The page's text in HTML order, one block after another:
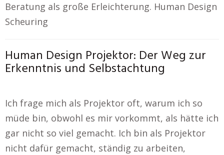
Beratung als große Erleichterung. Human Design
Scheuring
Human Design Projektor: Der Weg zur
Erkenntnis und Selbstachtung
Ich frage mich als Projektor oft, warum ich so
müde bin, obwohl es mir vorkommt, als hätte ich
gar nicht so viel gemacht. Ich bin als Projektor
nicht dafür gemacht, ständig zu arbeiten,